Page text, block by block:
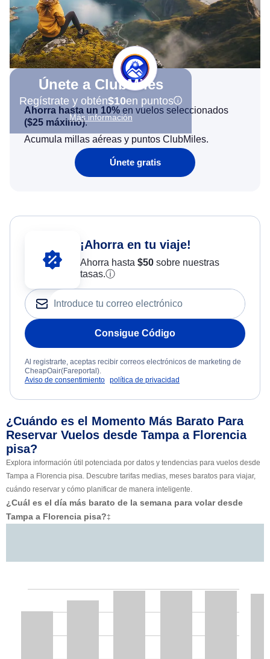
Únete a ClubMiles
Regístrate y obtén$10en puntos
Más información
Ahorra hasta un 10% en vuelos seleccionados
($25 máximo).
Acumula millas aéreas y puntos ClubMiles.
Únete gratis
¡Ahorra en tu viaje!
Ahorra hasta $50sobre nuestras
tasas.ⓘ
Consigue Código
Al registrarte, aceptas recibir correos electrónicos de marketing de
CheapOair(Fareportal).
Aviso de consentimiento política de privacidad
¿Cuándo es el Momento Más Barato Para
Reservar Vuelos desde Tampa a Florencia
pisa?
Explora información útil potenciada por datos y tendencias para vuelos desde
Tampa a Florencia pisa. Descubre tarifas medias, meses baratos para viajar,
cuándo reservar y cómo planificar de manera inteligente.
¿Cuál es el día más barato de la semana para volar desde
Tampa a Florencia pisa?‡